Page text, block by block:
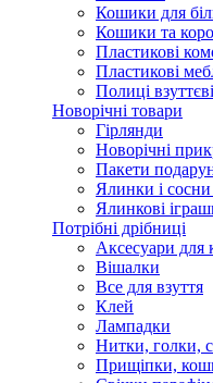
Кошики для
Кошики та
Пластикові
Пластикові
Полиці взуттєві
Новорічні товари
Гірлянди
Новорічні
Пакети
Ялинки і
Ялинкові
Потрібні дрібниці
Аксесуари для
Вішалки
Все для взуття
Клей
Лампадки
Нитки, голки,
Прищіпки,